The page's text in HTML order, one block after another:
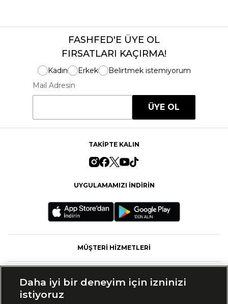
FASHFED'E ÜYE OL
FIRSATLARI KAÇIRMA!
Kadın Erkek
Belirtmek istemiyorum
Mail Adresin
ÜYE OL
TAKİPTE KALIN
UYGULAMAMIZI İNDİRİN
MÜŞTERİ HİZMETLERİ
Daha iyi bir deneyim için izninizi
istiyoruz